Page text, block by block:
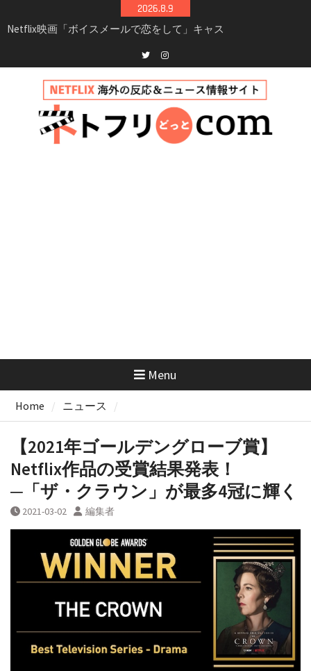
to
2026.8.9
Netflix映画「ボイスメールで恋をして」キャス
イッチ主演ロマコメ
新決定！2027年撮影開始へ
兄弟大騒動のコメディ映画「リトル・ブラザ
ー」がNetflixで配信！─キャスト・あらすじ・
見どころまとめ
Twitterinstagram
Menu
Home ニュース
【2021年ゴールデングローブ賞】
Netflix作品の受賞結果発表！
─「ザ・クラウン」が最多4冠に輝く
2021-03-02 編集者